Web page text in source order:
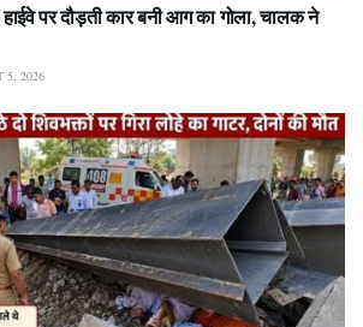
हाईवे पर दौड़ती कार बनी आग का गोला, चालक ने
5, 2026